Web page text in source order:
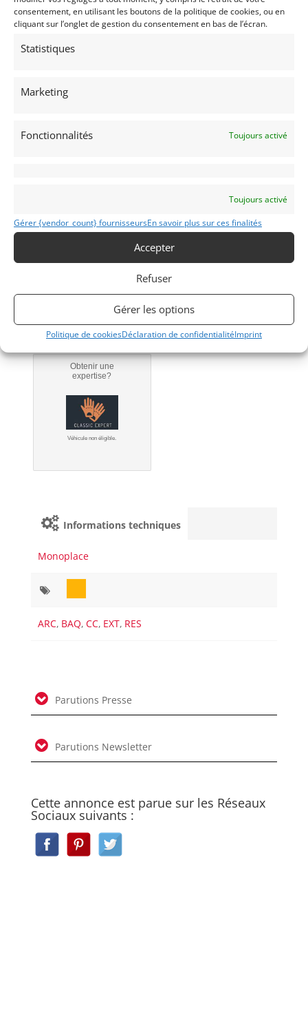
consentement, en utilisant les boutons de la politique de cookies, ou en
cliquant sur l’onglet de gestion du consentement en bas de l’écran.
Statistiques
Marketing
Fonctionnalités Toujours activé
Toujours activé
Gérer {vendor_count} fournisseursEn savoir plus sur ces finalités
Accepter
Refuser
Gérer les options
Politique de cookiesDéclaration de confidentialitéImprint
Publié: 3 juillet 2017 (il y a 9 ans)
AUTO
Track Days
MK II
Bientôt disponible...
Obtenir une
expertise?
Véhicule non éligible.
Informations techniques
Monoplace
ARC, BAQ, CC, EXT, RES
Parutions Presse
Parutions Newsletter
Cette annonce est parue sur les Réseaux
Sociaux suivants :